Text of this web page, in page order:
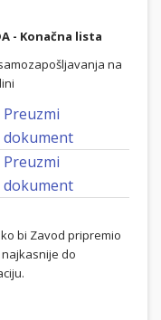
- Konačna lista
na
Preuzmi
dokument
Preuzmi
dokument
bi Zavod pripremio
do